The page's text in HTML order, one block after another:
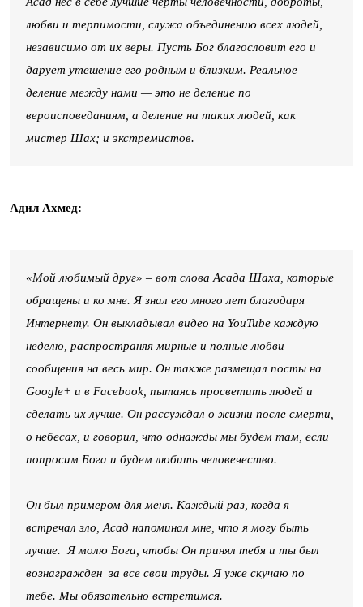
любви и терпимости, служа объединению всех людей,
независимо от их веры. Пусть Бог благословит его и
дарует утешение его родным и близким. Реальное
деление между нами — это не деление по
вероисповеданиям, а деление на таких людей, как
мистер Шах; и экстремистов.
Адил Ахмед:
«Мой любимый друг» – вот слова Асада Шаха, которые
обращены и ко мне. Я знал его много лет благодаря
Интернету. Он выкладывал видео на YouTube каждую
неделю, распространяя мирные и полные любви
сообщения на весь мир. Он также размещал посты на
Google+ и в Facebook, пытаясь просветить людей и
сделать их лучше. Он рассуждал о жизни после смерти,
о небесах, и говорил, что однажды мы будем там, если
попросим Бога и будем любить человечество.
Он был примером для меня. Каждый раз, когда я
встречал зло, Асад напоминал мне, что я могу быть
лучше. Я молю Бога, чтобы Он принял тебя и ты был
вознагражден за все свои труды. Я уже скучаю по
тебе. Мы обязательно встретимся.